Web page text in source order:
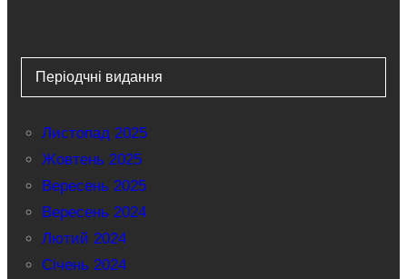
Періодчні видання
Листопад 2025
Жовтень 2025
Вересень 2025
Вересень 2024
Лютий 2024
Січень 2024